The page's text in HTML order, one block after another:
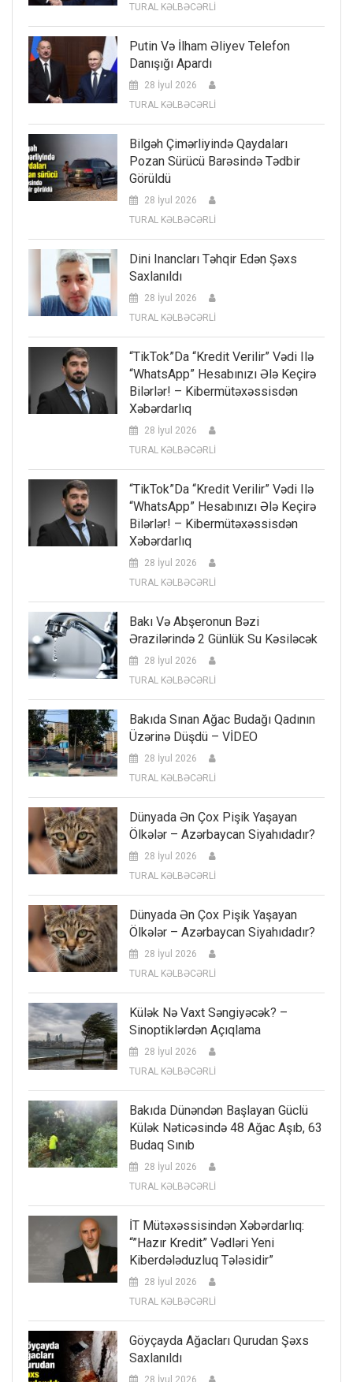
TURAL KƏLBƏCƏRLİ
Putin Və İlham Əliyev Telefon
Danışığı Apardı
28 İyul 2026
TURAL KƏLBƏCƏRLİ
Bilgəh Çimərliyində Qaydaları
Pozan Sürücü Barəsində Tədbir
Görüldü
28 İyul 2026
TURAL KƏLBƏCƏRLİ
Dini Inancları Təhqir Edən Şəxs
Saxlanıldı
28 İyul 2026
TURAL KƏLBƏCƏRLİ
“TikTok”da “kredit Verilir” Vədi Ilə
“WhatsApp” Hesabınızı Ələ Keçirə
Bilərlər! – Kibermütəxəssisdən
Xəbərdarlıq
28 İyul 2026
TURAL KƏLBƏCƏRLİ
“TikTok”da “kredit Verilir” Vədi Ilə
“WhatsApp” Hesabınızı Ələ Keçirə
Bilərlər! – Kibermütəxəssisdən
Xəbərdarlıq
28 İyul 2026
TURAL KƏLBƏCƏRLİ
Bakı Və Abşeronun Bəzi
Ərazilərində 2 Günlük Su Kəsiləcək
28 İyul 2026
TURAL KƏLBƏCƏRLİ
Bakıda Sınan Ağac Budağı Qadının
Üzərinə Düşdü – VİDEO
28 İyul 2026
TURAL KƏLBƏCƏRLİ
Dünyada Ən Çox Pişik Yaşayan
Ölkələr – Azərbaycan Siyahıdadır?
28 İyul 2026
TURAL KƏLBƏCƏRLİ
Dünyada Ən Çox Pişik Yaşayan
Ölkələr – Azərbaycan Siyahıdadır?
28 İyul 2026
TURAL KƏLBƏCƏRLİ
Külək Nə Vaxt Səngiyəcək? –
Sinoptiklərdən Açıqlama
28 İyul 2026
TURAL KƏLBƏCƏRLİ
Bakıda Dünəndən Başlayan Güclü
Külək Nəticəsində 48 Ağac Aşıb, 63
Budaq Sınıb
28 İyul 2026
TURAL KƏLBƏCƏRLİ
İT Mütəxəssisindən Xəbərdarlıq:
“”Hazır Kredit” Vədləri Yeni
Kiberdələduzluq Tələsidir”
28 İyul 2026
TURAL KƏLBƏCƏRLİ
Göyçayda Ağacları Qurudan Şəxs
Saxlanıldı
28 İyul 2026